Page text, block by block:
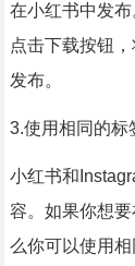
在小红书中发布
点击下载按钮
发布。
3.使用相同的标
小红书和
容。如果你想
么你可以使用